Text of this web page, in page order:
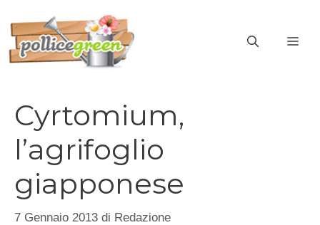
contenuto
Cyrtomium,
l’agrifoglio
giapponese
7 Gennaio 2013 di Redazione